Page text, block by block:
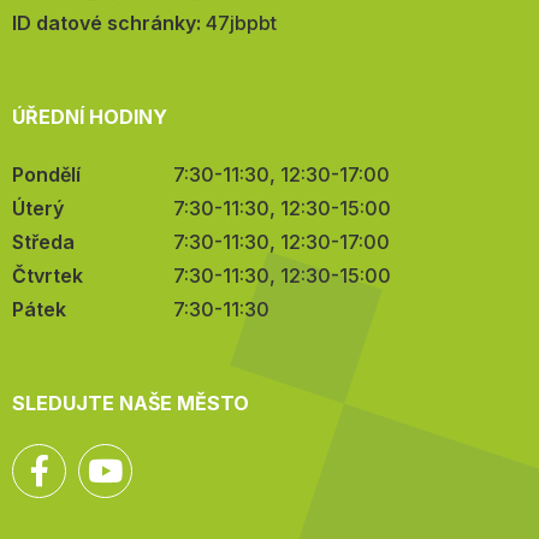
mail:
ID datové schránky: 47jbpbt
ÚŘEDNÍ HODINY
Pondělí
7:30-11:30, 12:30-17:00
Úterý
7:30-11:30, 12:30-15:00
Středa
7:30-11:30, 12:30-17:00
Čtvrtek
7:30-11:30, 12:30-15:00
Pátek
7:30-11:30
SLEDUJTE NAŠE MĚSTO
Facebook